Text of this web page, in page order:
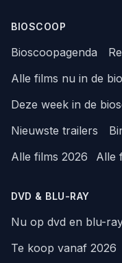
BIOSCOOP
Bioscoopagenda
Alle films nu in de
Deze week in de
Nieuwste trailers
Alle films 2026
Alle
DVD & BLU-RAY
Nu op dvd en blu-
Te koop vanaf 2026